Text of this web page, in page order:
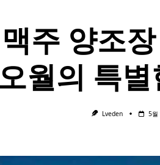
주 양조
월의 특
Lveden 5월